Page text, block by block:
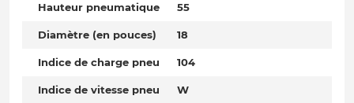
Hauteur pneumatique 55
Diamètre (en pouces) 18
Indice de charge pneu 104
Indice de vitesse pneu W